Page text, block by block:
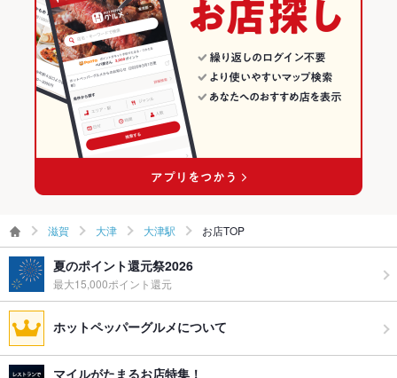
滋賀 大津 大津駅 お店TOP
夏のポイント還元祭2026
最大15,000ポイント還元
ホットペッパーグルメについて
マイルがたまるお店特集！